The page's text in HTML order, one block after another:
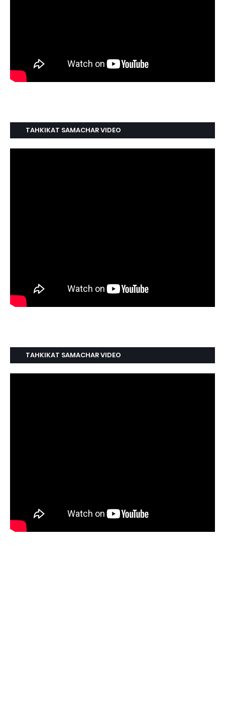
TAHKIKAT SAMACHAR VIDEO
TAHKIKAT SAMACHAR VIDEO